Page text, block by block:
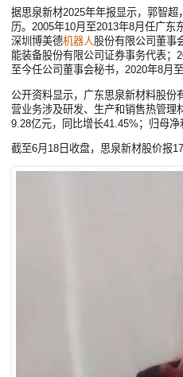
据思泉新材2025年年报显示，郭智超
历。2005年10月至2013年8月任广东
深圳博美德机器人股份有限公司董事
能装备股份有限公司证券事务代表；
至今任公司董事会秘书，2020年8月
公开资料显示，广东思泉新材料股份
营业务涉及研发、生产和销售热管理
9.28亿元，同比增长41.45%；归母
截至6月18日收盘，思泉新材股价报